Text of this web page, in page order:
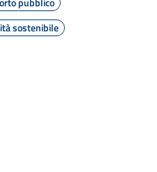
sostenibile